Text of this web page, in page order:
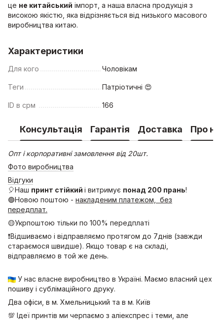
це не китайський імпорт, а наша власна продукція з
високою якістю, яка відрізняється від низького масового
виробництва китаю.
Характеристики
Для кого Чоловікам
Теги Патріотичні 😍
ID в срм 166
Консультація Гарантія Доставка Про
Опт і корпоративні замовлення від 20шт.
Фото виробництва
Відгуки
🎈Наш принт стійкий і витримує понад 200 прань!
🟢Новою поштою - накладеним платежом, без
передплат.
🟡Укрпоштою тільки по 100% передплаті
❗Відшиваємо і відправляємо протягом до 7днів (завжди
стараємося швидше). Якщо товар є на складі,
відправляємо в той же день.
У нас власне виробництво в Україні. Маємо власний цех
пошиву і сублімаційного друку.
Два офіси, в м. Хмельницький та в м. Київ
💯 Ідеї принтів ми черпаємо з аліекспрес і теми, але